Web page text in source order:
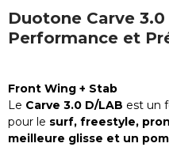
Duotone Carve 3.0
Performance et
Front Wing + Stab
Le Carve 3.0 D/LAB est un
pour le surf, freestyle,
meilleure glisse et un